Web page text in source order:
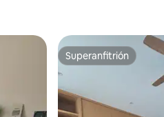
Superanfitrión
Superanfitrión